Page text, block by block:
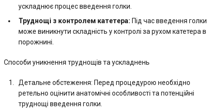
ускладнює процес введення голки.
Труднощі з контролем катетера: Під час введення голки
може виникнути складність у контролі за рухом катетера в
порожнині.
Способи уникнення труднощів та ускладнень
Детальне обстеження: Перед процедурою необхідно
ретельно оцінити анатомічні особливості та потенційні
труднощі введення голки.